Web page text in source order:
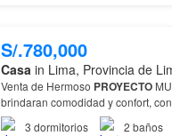
S/.780,000
Casain Lima, Provincia de
Venta de Hermoso PROYECTO
brindaran comodidad y confort,
sistema antisísmico de grado 8.5
3 dormitorios 2 baños